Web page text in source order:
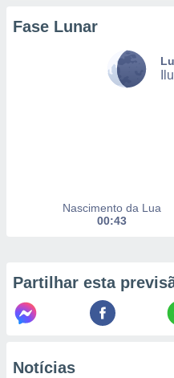
seus
se
ou opor-
Fase Lunar
Nascimento da Lua
00:43
Partilhar esta
Notícias